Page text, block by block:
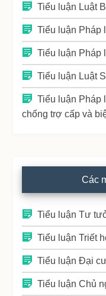
Tiểu luận Luật
Tiểu luận Pháp
Tiểu luận Pháp
Tiểu luận Luật
Tiểu luận Pháp
chống trợ cấp và
Các
Tiểu luận Tư
Tiểu luận Triết
Tiểu luận Đại
Tiểu luận Chủ